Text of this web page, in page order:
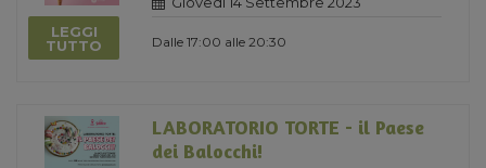
LEGGI
TUTTO
Dalle 17:00 alle 20:30
LABORATORIO TORTE - il Paese
dei Balocchi!